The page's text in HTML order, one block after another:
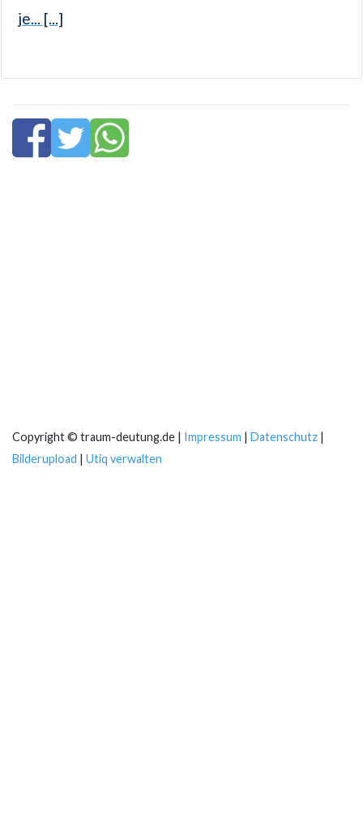
je... [...]
Copyright © traum-deutung.de | Impressum | Datenschutz |
Bilderupload | Utiq verwalten